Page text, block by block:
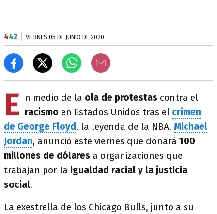
442 VIERNES 05 DE JUNIO DE 2020
E n medio de la ola de protestas contra el
racismo en Estados Unidos tras el crimen
de George Floyd, la leyenda de la NBA, Michael
Jordan, anunció este viernes que donará 100
millones de dólares a organizaciones que
trabajan por la igualdad racial y la justicia
social.
La exestrella de los Chicago Bulls, junto a su